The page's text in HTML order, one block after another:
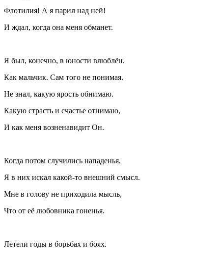
Флотилия! А я парил над ней!
И ждал, когда она меня обманет.
Я был, конечно, в юности влюблён.
Как мальчик. Сам того не понимая.
Не знал, какую ярость обнимаю.
Какую страсть и счастье отнимаю,
И как меня возненавидит Он.
Когда потом случились нападенья,
Я в них искал какой-то внешний смысл.
Мне в голову не приходила мысль,
Что от её любовника гоненья.
Летели годы в борьбах и боях.